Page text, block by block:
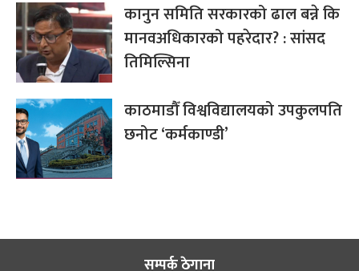
कानुन समिति सरकारको ढाल बन्ने कि
मानवअधिकारको पहरेदार? : सांसद
तिमिल्सिना
काठमाडौँ विश्वविद्यालयको उपकुलपति
छनोट ‘कर्मकाण्डी’
सम्पर्क ठेगाना